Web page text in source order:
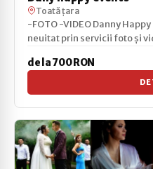
Toată țara
-FOTO -VIDEO Danny
neuitat prin servicii foto și
de la 700 RON